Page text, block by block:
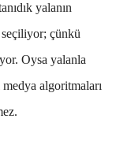
ıdık yalanın
çünkü
Oysa yalanla
algoritmaları